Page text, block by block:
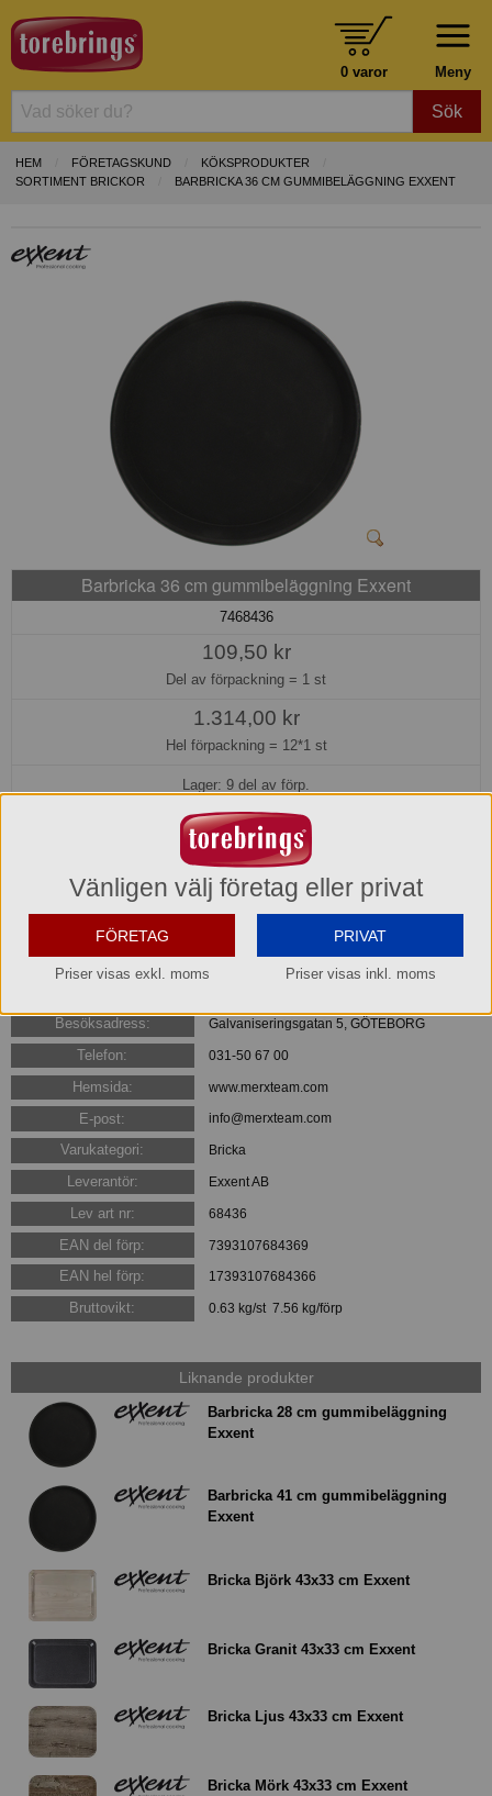
Meny
0 varor
Sök
HEM FÖRETAGSKUND
KÖKSPRODUKTER
SORTIMENT BRICKOR
BARBRICKA 36 CM GUMMIBELÄGGNING EXXENT
Barbricka 36 cm gummibeläggning Exxent
7468436
109,50 kr
Del av förpackning = 1 st
1.314,00 kr
Hel förpackning = 12*1 st
Lager: 9 del av förp.
Köp »
Glasfiber. Med Antislip
Mått/storlek: ø 36 cm
Varumärke: Exxent
Besöksadress: Galvaniseringsgatan 5, GÖTEBORG
Telefon: 031-50 67 00
Hemsida: www.merxteam.com
E-post: info@merxteam.com
Varukategori: Bricka
Leverantör: Exxent AB
Lev art nr: 68436
EAN del förp: 7393107684369
EAN hel förp: 17393107684366
Bruttovikt: 0.63 kg/st 7.56 kg/förp
Liknande produkter
Barbricka 28 cm gummibeläggning
Exxent
Barbricka 41 cm gummibeläggning
Exxent
Bricka Björk 43x33 cm Exxent
Bricka Granit 43x33 cm Exxent
Bricka Ljus 43x33 cm Exxent
Bricka Mörk 43x33 cm Exxent
Vänligen välj företag eller privat
FÖRETAG
Priser visas exkl. moms
PRIVAT
Priser visas inkl. moms